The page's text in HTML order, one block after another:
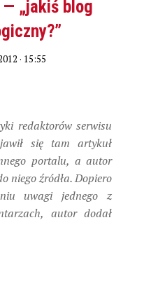
— „jakiś blog
· 15:55
redaktorów serwisu
się tam artykuł
portalu, a autor
niego źródła. Dopiero
uwagi jednego z
autor dodał